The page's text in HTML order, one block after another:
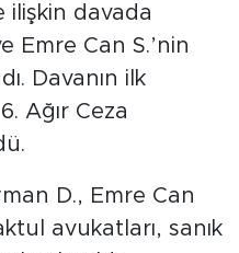
davada
Emre Can S.’nin
Davanın ilk
Ağır Ceza
D., Emre Can
avukatları, sanık